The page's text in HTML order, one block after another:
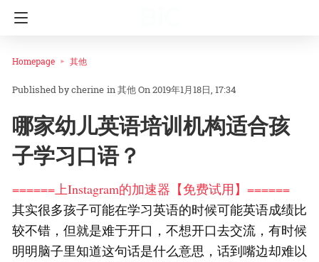
Homepage 其他
cherine in其他On 2019年1月18日, 17:34
哪家幼儿英语培训机构适合孩
子学习口语？
======上Instagram的加速器【免费试用】======
其实很多孩子可能在学习英语的时候可能英语成绩比
较不错，但就是难于开口，不想开口去交流，有时候
明明脑子里知道这句话是什么意思，话到嘴边却难以